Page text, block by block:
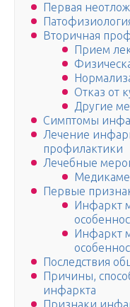
Первая
Вторичная
Прием
Отказ от
Другие
Симптомы
Лечение
профилактики
Лечебные
Первые
Инфаркт
Инфаркт
Последствия
Причины,
инфаркта
Признаки